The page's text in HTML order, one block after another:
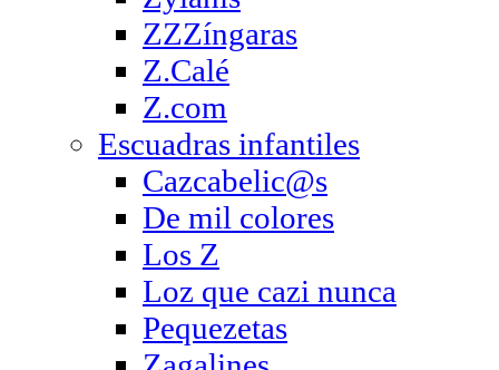
ZZZíngaras
Z.Calé
Z.com
Escuadras infantiles
Cazcabelic@s
De mil colores
Los Z
Loz que cazi nunca
Pequezetas